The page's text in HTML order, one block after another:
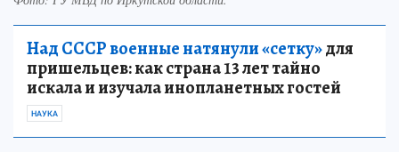
Над СССР военные натянули «сетку»для
пришельцев: как страна 13 лет тайно
искала и изучала инопланетных гостей
НАУКА